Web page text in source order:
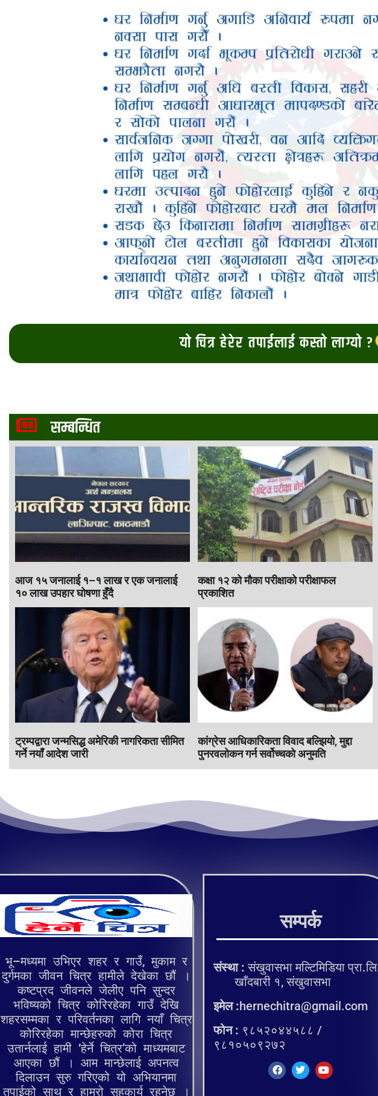
यो चित्र हेरेर तपाईलाई कस्तो लाग्यो ?
सम्बन्धित
आज १५ जनालाई १–१ लाख र एक जनालाई
१० लाख उपहार घोषणा हुँदै
कक्षा १२ को मौका परीक्षाको परीक्षाफल
प्रकाशित
ट्रम्पद्वारा जन्मसिद्ध अमेरिकी नागरिकता सीमित
गर्ने नयाँ आदेश जारी
कांग्रेस आधिकारिकता विवाद बल्झियो, मुद्दा
पुनरवलोकन गर्न सर्वोच्चको अनुमति
भू–मध्यमा उभिएर शहर र गाउँ, मुकाम र
दुर्गमका जीवन चित्र हामीले देखेका छौं ।
कष्टप्रद जीवनले जेलीए पनि सुन्दर
भविष्यको चित्र कोरिरहेका गाउँ देखि
शहरसम्मका र परिवर्तनका लागि नयाँ चित्र
कोरिरहेका मान्छेहरुको कोरा चित्र
उतार्नलाई हामी ‘हेर्ने चित्र’को माध्यमबाट
आएका छौं । आम मान्छेलाई अपनत्व
दिलाउन सुरु गरिएको यो अभियानमा
तपाईको साथ र हाम्रो सहकार्य रहनेछ ।
सम्पर्क
संस्था : संखुवासभा मल्टिमिडिया
खाँदबारी १, संखुवासभा
इमेल :hernechitra@gmail.com
फोन : ९८५२०४४५८८ /
९८१०५०९२७२